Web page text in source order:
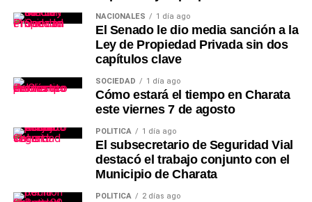
NACIONALES 1 día ago
El Senado le dio media sanción a la
Ley de Propiedad Privada sin dos
capítulos clave
SOCIEDAD 1 día ago
Cómo estará el tiempo en Charata
este viernes 7 de agosto
POLÍTICA 1 día ago
El subsecretario de Seguridad Vial
destacó el trabajo conjunto con el
Municipio de Charata
POLÍTICA 2 días ago